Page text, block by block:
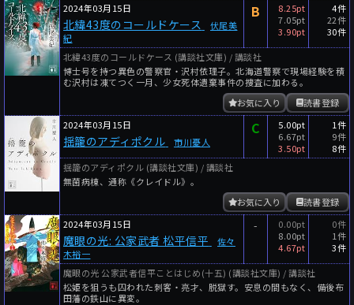
2024年03月15日
北緯43度のコールドケース
伏尾美
紀
B
8.25pt
7.05pt
3.90pt
4件
22件
30件
北緯43度のコールドケース (講談社文庫) / 講談社
博士号を持つ異色の警察官・沢村依理子。北海道警察で現場経験を積
む沢村は凍てつく一月、少女死体遺棄事件の捜査に加わる。
読書登録
お気に入り
2024年03月15日
揺籠のアディポクル 市川憂人
C
5.00pt
6.67pt
3.50pt
1件
9件
8件
揺籠のアディポクル (講談社文庫) / 講談社
無菌病棟、通称《クレイドル》。
読書登録
お気に入り
2024年03月15日
魔眼の光: 公家武者 松平信平
佐々
木裕一
-
0.00pt
8.00pt
4.67pt
0件
1件
3件
魔眼の光 公家武者信平ことはじめ(十五) (講談社文庫) / 講談社
松姫を狙うも囚われた刺客・亮才、脱獄す。安息の間もなく、備後布
田藩の鉄山に異変。